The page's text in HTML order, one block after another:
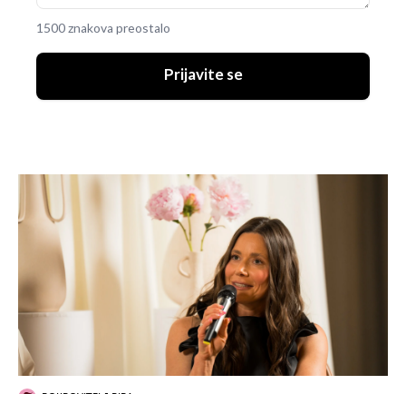
1500 znakova preostalo
Prijavite se